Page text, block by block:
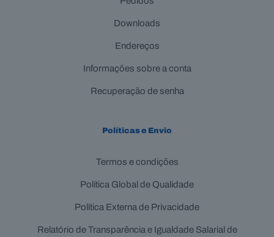
Downloads
Endereços
Informações sobre a conta
Recuperação de senha
Políticas e Envio
Termos e condições
Política Global de Qualidade
Política Externa de Privacidade
Relatório de Transparência e Igualdade Salarial de